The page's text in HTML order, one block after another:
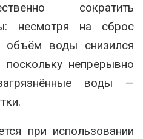
сократить
несмотря на сброс
объём воды снизился
непрерывно
воды —
.
при использовании